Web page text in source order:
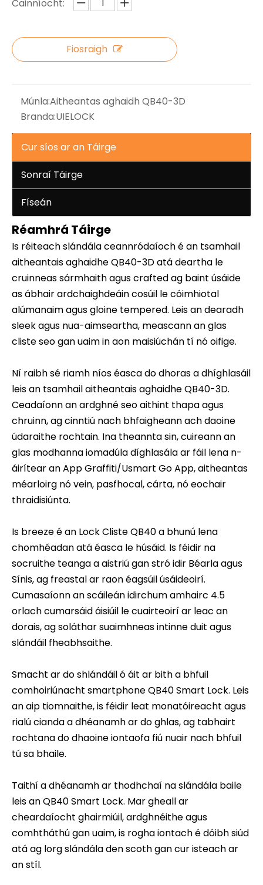
Cainníocht:
Fiosraigh
Múnla:Aitheantas aghaidh QB40-3D
Branda:UIELOCK
Cur síos ar an Táirge
Sonraí Táirge
Físeán
Réamhrá Táirge
Is réiteach slándála ceannródaíoch é an tsamhail
aitheantais aghaidhe QB40-3D atá deartha le
cruinneas sármhaith agus crafted ag baint úsáide
as ábhair ardchaighdeáin cosúil le cóimhiotal
alúmanaim agus gloine tempered. Leis an dearadh
sleek agus nua-aimseartha, meascann an glas
cliste seo gan uaim in aon maisiúchán tí nó oifige.
Ní raibh sé riamh níos éasca do dhoras a dhíghlasáil
leis an tsamhail aitheantais aghaidhe QB40-3D.
Ceadaíonn an ardghné seo aithint thapa agus
chruinn, ag cinntiú nach bhfaigheann ach daoine
údaraithe rochtain. Ina theannta sin, cuireann an
glas modhanna iomadúla díghlasála ar fáil lena n-
áirítear an App Graffiti/Usmart Go App, aitheantas
méarloirg nó vein, pasfhocal, cárta, nó eochair
thraidisiúnta.
Is breeze é an Lock Cliste QB40 a bhunú lena
chomhéadan atá éasca le húsáid. Is féidir na
socruithe teanga a aistriú gan stró idir Béarla agus
Sínis, ag freastal ar raon éagsúil úsáideoirí.
Cumasaíonn an scáileán idirchum amhairc 4.5
orlach cumarsáid áisiúil le cuairteoirí ar leac an
dorais, ag soláthar suaimhneas intinne duit agus
slándáil fheabhsaithe.
Smacht ar do shlándáil ó áit ar bith a bhfuil
comhoiriúnacht smartphone QB40 Smart Lock. Leis
an aip tiomnaithe, is féidir leat monatóireacht agus
rialú cianda a dhéanamh ar do ghlas, ag tabhairt
rochtana do dhaoine iontaofa fiú nuair nach bhfuil
tú sa bhaile.
Taithí a dhéanamh ar thodhchaí na slándála baile
leis an QB40 Smart Lock. Mar gheall ar
cheardaíocht ghairmiúil, ardghnéithe agus
comhtháthú gan uaim, is rogha iontach é dóibh siúd
atá ag lorg slándála den scoth gan cur isteach ar
an stíl.